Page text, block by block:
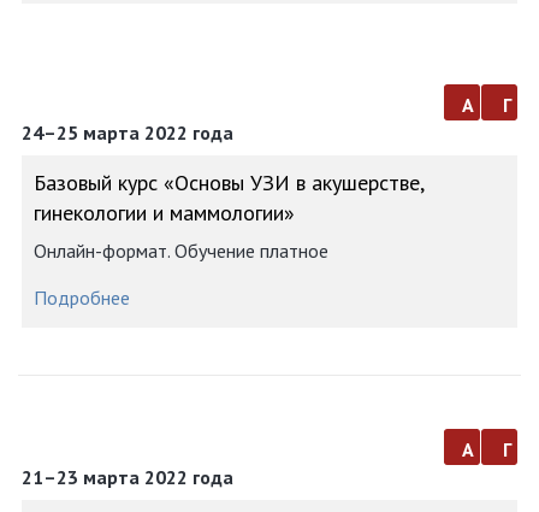
24–25 марта 2022 года
а г
Базовый курс «Основы УЗИ в акушерстве,
гинекологии и маммологии»
Онлайн-формат. Обучение платное
Подробнее
21–23 марта 2022 года
а г